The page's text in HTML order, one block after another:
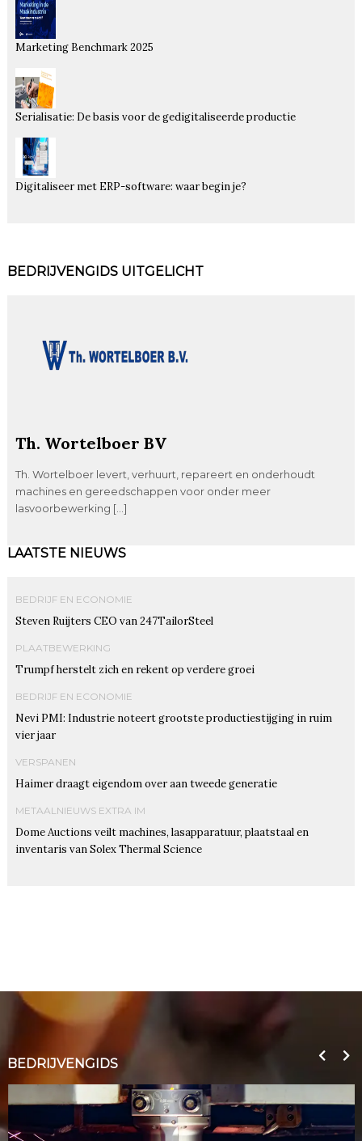
Marketing Benchmark 2025
Serialisatie: De basis voor de gedigitaliseerde productie
Digitaliseer met ERP-software: waar begin je?
BEDRIJVENGIDS UITGELICHT
Th. Wortelboer BV
Th. Wortelboer levert, verhuurt, repareert en onderhoudt
machines en gereedschappen voor onder meer
lasvoorbewerking […]
LAATSTE NIEUWS
BEDRIJF EN ECONOMIE
Steven Ruijters CEO van 247TailorSteel
PLAATBEWERKING
Trumpf herstelt zich en rekent op verdere groei
BEDRIJF EN ECONOMIE
Nevi PMI: Industrie noteert grootste productiestijging in ruim
vier jaar
VERSPANEN
Haimer draagt eigendom over aan tweede generatie
METAALNIEUWS EXTRA IM
Dome Auctions veilt machines, lasapparatuur, plaatstaal en
inventaris van Solex Thermal Science
BEDRIJVENGIDS